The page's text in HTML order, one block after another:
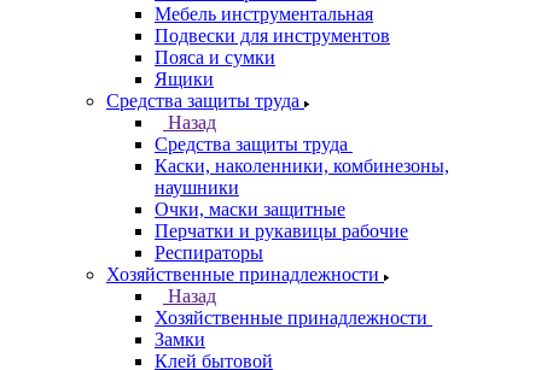
Мебель инструментальная
Подвески для инструментов
Пояса и сумки
Ящики
Средства защиты труда
Назад
Средства защиты труда
Каски, наколенники, комбинезоны,
наушники
Очки, маски защитные
Перчатки и рукавицы рабочие
Респираторы
Хозяйственные принадлежности
Назад
Хозяйственные принадлежности
Замки
Клей бытовой